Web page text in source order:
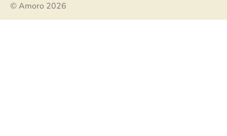
© Amoro 2026